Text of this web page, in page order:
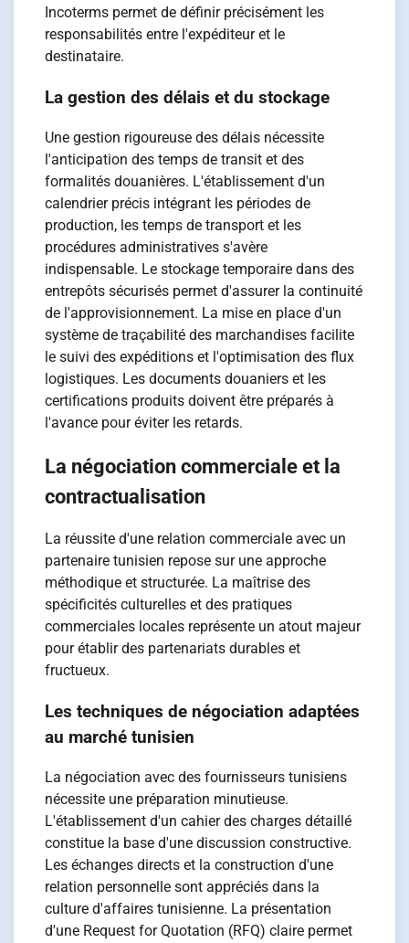
Incoterms permet de définir précisément les
responsabilités entre l'expéditeur et le
destinataire.
La gestion des délais et du stockage
Une gestion rigoureuse des délais nécessite
l'anticipation des temps de transit et des
formalités douanières. L'établissement d'un
calendrier précis intégrant les périodes de
production, les temps de transport et les
procédures administratives s'avère
indispensable. Le stockage temporaire dans des
entrepôts sécurisés permet d'assurer la continuité
de l'approvisionnement. La mise en place d'un
système de traçabilité des marchandises facilite
le suivi des expéditions et l'optimisation des flux
logistiques. Les documents douaniers et les
certifications produits doivent être préparés à
l'avance pour éviter les retards.
La négociation commerciale et la
contractualisation
La réussite d'une relation commerciale avec un
partenaire tunisien repose sur une approche
méthodique et structurée. La maîtrise des
spécificités culturelles et des pratiques
commerciales locales représente un atout majeur
pour établir des partenariats durables et
fructueux.
Les techniques de négociation adaptées
au marché tunisien
La négociation avec des fournisseurs tunisiens
nécessite une préparation minutieuse.
L'établissement d'un cahier des charges détaillé
constitue la base d'une discussion constructive.
Les échanges directs et la construction d'une
relation personnelle sont appréciés dans la
culture d'affaires tunisienne. La présentation
d'une Request for Quotation (RFQ) claire permet